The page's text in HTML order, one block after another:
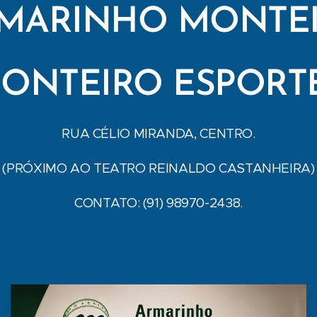
RUA CÉLIO MIRANDA, CENTRO.
(PRÓXIMO AO TEATRO REINALDO CASTANHEIRA)
CONTATO: (91) 98970-2438.